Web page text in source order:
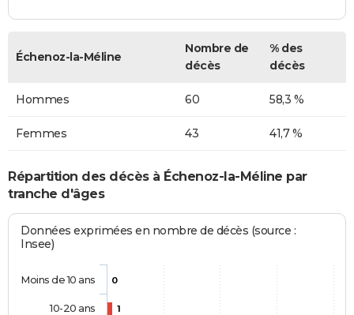
Échenoz-la-Méline
Nombre de
décès
% des
décès
Hommes 60 58,3 %
Femmes 43 41,7 %
Répartition des décès à Échenoz-la-Méline par
tranche d'âges
Données exprimées en nombre de décès (source :
Insee)
0
1
Moins de 10 ans
10-20 ans